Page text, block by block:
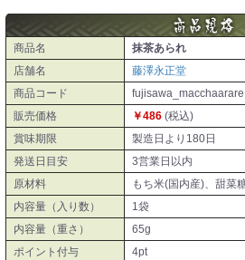
商品名
抹茶あられ
店舗名
藤澤永正堂
商品コード
fujisawa_macchaarare
販売価格
￥486 (税込)
賞味期限
製造日より180日
発送日目安
3営業日以内
原材料
もち米(国内産)、甜菜
内容量（入り数）
1袋
内容量（重さ）
65g
ポイント付与
4pt